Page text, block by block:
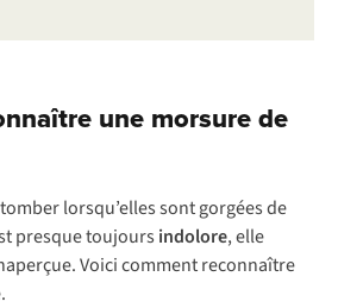
une morsure de
lorsqu’elles sont gorgées de
presque toujours indolore, elle
Voici comment reconnaître